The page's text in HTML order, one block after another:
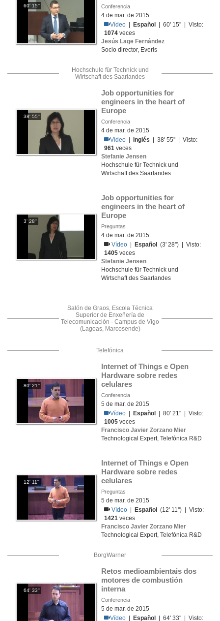
60' 15'' Conferencia
4 de mar. de 2015
Vídeo
Español
| 60' 15'' | Visto:
1074 veces
Jesús Lage Fernández
Socio director, Everis
Hochschule für Technick und
Wirtschaft des Saarlandes
38' 55''
Job opportunities for
engineers in the heart of
Europe
Conferencia
4 de mar. de 2015
Vídeo
Inglés | 38' 55'' | Visto:
961 veces
Stefanie Jensen
Hochschule für Technick und
Wirtschaft des Saarlandes
3' 28''
Job opportunities for
engineers in the heart of
Europe
Preguntas
4 de mar. de 2015
Vídeo
Español
(3' 28'') | Visto:
1405 veces
Stefanie Jensen
Hochschule für Technick und
Wirtschaft des Saarlandes
Salón de Graos, Escola Técnica
Superior de Enxeñería de
Telecomunicación - Campus de Vigo
(Lagoas, Marcosende)
Telefónica
80' 21''
Internet of Things e Open
Hardware sobre redes
celulares
Conferencia
5 de mar. de 2015
Vídeo
Español
| 80' 21'' | Visto:
1005 veces
Francisco Javier Zorzano Mier
Technological Expert, Telefónica R&D
12' 11''
Internet of Things e Open
Hardware sobre redes
celulares
Preguntas
5 de mar. de 2015
Vídeo
Español
(12' 11'') | Visto:
1421 veces
Francisco Javier Zorzano Mier
Technological Expert, Telefónica R&D
BorgWarner
64' 33''
Retos medioambientais dos
motores de combustión
interna
Conferencia
5 de mar. de 2015
Vídeo
Español | 64' 33'' | Visto: